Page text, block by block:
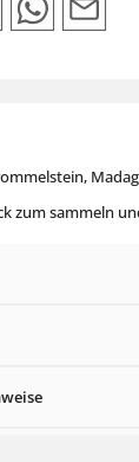
zum sammeln